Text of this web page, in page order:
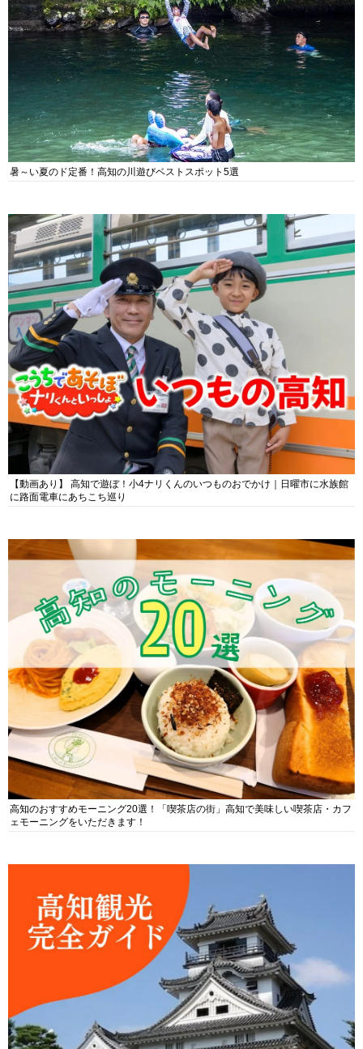
暑～い夏のド定番！高知の川遊びベストスポット5選
【動画あり】 高知で遊ぼ！小4ナリくんのいつものおでかけ｜日曜市に水族館
に路面電車にあちこち巡り
高知のおすすめモーニング20選！「喫茶店の街」高知で美味しい喫茶店・カフ
ェモーニングをいただきます！